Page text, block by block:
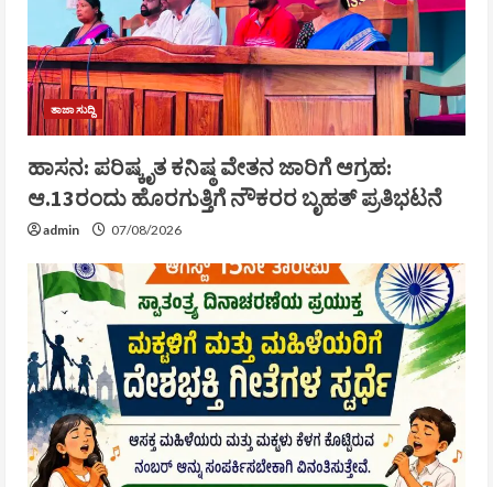
ತಾಜಾ ಸುದ್ದಿ
ಹಾಸನ: ಪರಿಷ್ಕೃತ ಕನಿಷ್ಠ ವೇತನ ಜಾರಿಗೆ ಆಗ್ರಹ:
ಆ.13ರಂದು ಹೊರಗುತ್ತಿಗೆ ನೌಕರರ ಬೃಹತ್ ಪ್ರತಿಭಟನೆ
admin 07/08/2026